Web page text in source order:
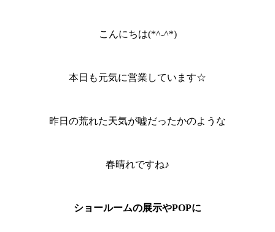
こんにちは(*^-^*)
本日も元気に営業しています☆
昨日の荒れた天気が嘘だったかのような
春晴れですね♪
ショールームの展示やPOPに